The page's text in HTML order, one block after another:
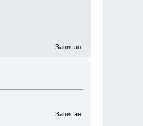
Записан
Записан